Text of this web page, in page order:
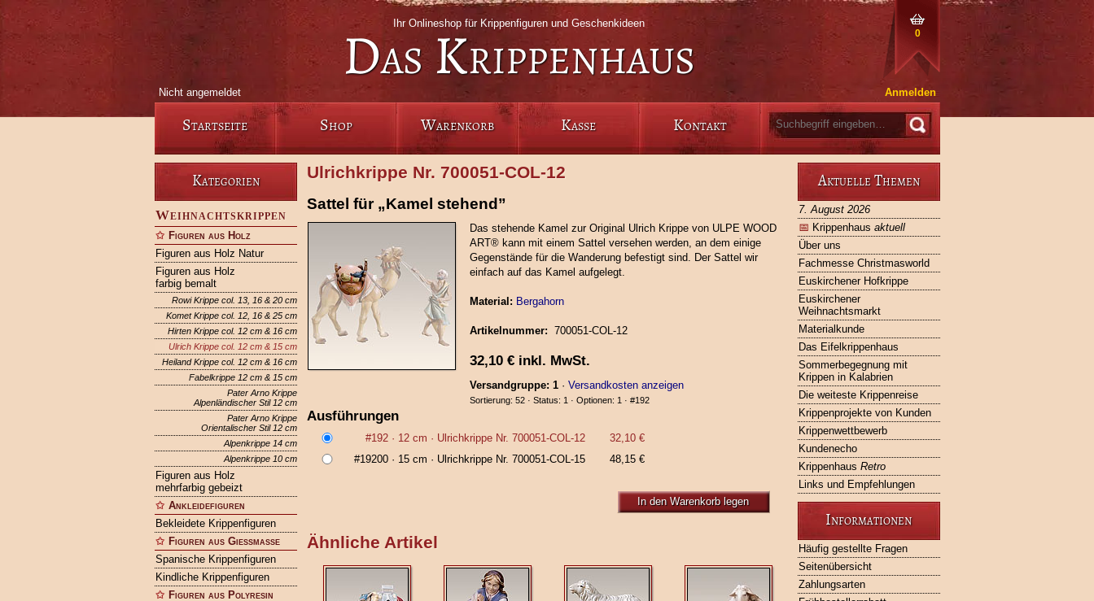
0
Ihr Onlineshop für Krippenfiguren und Geschenkideen
Das Krippenhaus
Nicht angemeldet Anmelden
Startseite Shop Warenkorb Kasse Kontakt
Kategorien
Weihnachtskrippen
Figuren aus Holz
Figuren aus Holz Natur
Figuren aus Holz
farbig bemalt
Rowi Krippe col. 13, 16 & 20 cm
Komet Krippe col. 12, 16 & 25 cm
Hirten Krippe col. 12 cm & 16 cm
Ulrich Krippe col. 12 cm & 15 cm
Heiland Krippe col. 12 cm & 16 cm
Fabelkrippe 12 cm & 15 cm
Pater Arno Krippe
Alpenländischer Stil 12 cm
Pater Arno Krippe
Orientalischer Stil 12 cm
Alpenkrippe 14 cm
Alpenkrippe 10 cm
Figuren aus Holz
mehrfarbig gebeizt
Ankleidefiguren
Bekleidete Krippenfiguren
Figuren aus Gießmasse
Spanische Krippenfiguren
Kindliche Krippenfiguren
Figuren aus Polyresin
Aktuelle Themen
7. August 2026
📅 Krippenhaus aktuell
Über uns
Fachmesse Christmasworld
Euskirchener Hofkrippe
Euskirchener
Weihnachtsmarkt
Materialkunde
Das Eifelkrippenhaus
Sommerbegegnung mit
Krippen in Kalabrien
Die weiteste Krippenreise
Krippenprojekte von Kunden
Krippenwettbewerb
Kundenecho
Krippenhaus Retro
Links und Empfehlungen
Informationen
Häufig gestellte Fragen
Seitenübersicht
Zahlungsarten
Ulrichkrippe Nr. 700051‑COL‑12
Sattel für „Kamel stehend”
Das stehende Kamel zur Original Ulrich Krippe von ULPE WOOD
ART® kann mit einem Sattel versehen werden, an dem einige
Gegenstände für die Wanderung befestigt sind. Der Sattel wir
einfach auf das Kamel aufgelegt.
Material: Bergahorn
Artikelnummer: 700051‑COL‑12
32,10 €inkl. MwSt.
Versandgruppe: 1· Versandkosten anzeigen
Sortierung: 52 · Status: 1 · Optionen: 1 · #192
Ausführungen
#192· 12 cm · Ulrichkrippe Nr. 700051‑COL‑12
32,10 €
#19200· 15 cm · Ulrichkrippe Nr. 700051‑COL‑15 48,15 €
In den Warenkorb legen
Ähnliche Artikel